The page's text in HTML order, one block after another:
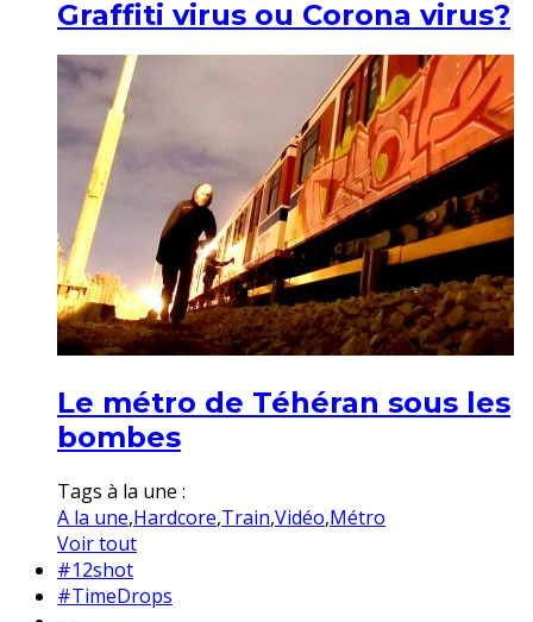
Graffiti virus ou Corona virus?
Le métro de Téhéran sous les
bombes
Tags à la une :
A la une,Hardcore,Train,Vidéo,Métro
Voir tout
#12shot
#TimeDrops